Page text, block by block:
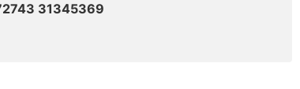
31345369